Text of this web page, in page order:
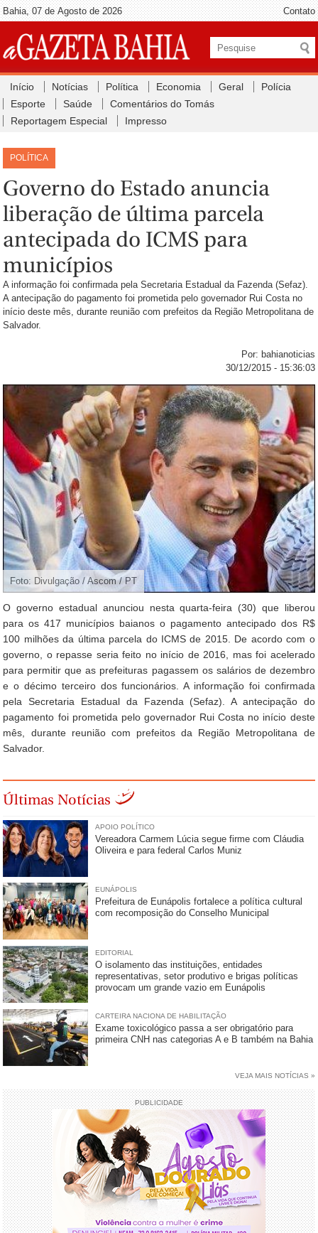
Bahia, 07 de Agosto de 2026 Contato
Início Notícias Política Economia Geral
Polícia
Esporte
Saúde
Comentários do Tomás
Reportagem Especial
Impresso
POLÍTICA
Governo do Estado anuncia
liberação de última parcela
antecipada do ICMS para
municípios
A informação foi confirmada pela Secretaria Estadual da Fazenda (Sefaz).
A antecipação do pagamento foi prometida pelo governador Rui Costa no
início deste mês, durante reunião com prefeitos da Região Metropolitana de
Salvador.
Por: bahianoticias
30/12/2015 - 15:36:03
Foto: Divulgação / Ascom / PT
O governo estadual anunciou nesta quarta-feira (30) que liberou
para os 417 municípios baianos o pagamento antecipado dos R$
100 milhões da última parcela do ICMS de 2015. De acordo com o
governo, o repasse seria feito no início de 2016, mas foi acelerado
para permitir que as prefeituras pagassem os salários de dezembro
e o décimo terceiro dos funcionários. A informação foi confirmada
pela Secretaria Estadual da Fazenda (Sefaz). A antecipação do
pagamento foi prometida pelo governador Rui Costa no início deste
mês, durante reunião com prefeitos da Região Metropolitana de
Salvador.
Últimas Notícias
APOIO POLÍTICO
Vereadora Carmem Lúcia segue firme com Cláudia
Oliveira e para federal Carlos Muniz
EUNÁPOLIS
Prefeitura de Eunápolis fortalece a política cultural
com recomposição do Conselho Municipal
EDITORIAL
O isolamento das instituições, entidades
representativas, setor produtivo e brigas políticas
provocam um grande vazio em Eunápolis
CARTEIRA NACIONA DE HABILITAÇÃO
Exame toxicológico passa a ser obrigatório para
primeira CNH nas categorias A e B também na Bahia
VEJA MAIS NOTÍCIAS »
PUBLICIDADE